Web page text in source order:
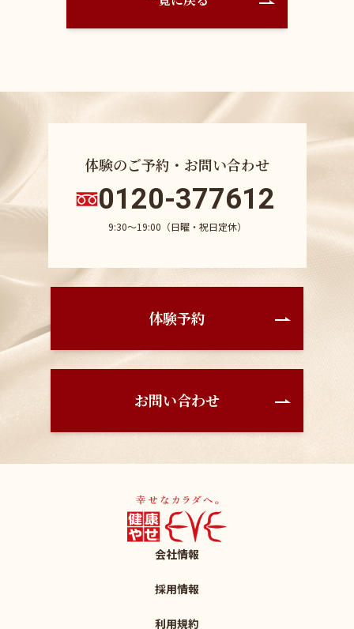
体験のご予約・お問い合わせ
0120-377612
9:30〜19:00（日曜・祝日定休）
体験予約
お問い合わせ
会社情報
採用情報
利用規約